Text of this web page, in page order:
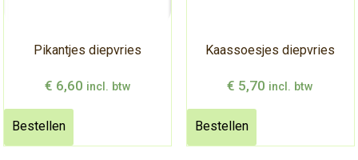
Pikantjes diepvries
€ 6,60 incl. btw
Bestellen
Kaassoesjes diepvries
€ 5,70 incl. btw
Bestellen